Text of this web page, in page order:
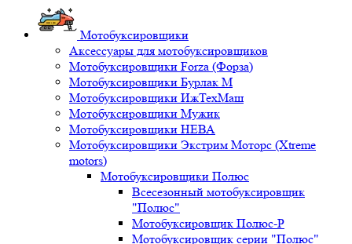
Мотобуксировщики
Аксессуары для мотобуксировщиков
Мотобуксировщики Forza (Форза)
Мотобуксировщики Бурлак М
Мотобуксировщики ИжТехМаш
Мотобуксировщики Мужик
Мотобуксировщики НЕВА
Мотобуксировщики Экстрим Моторс (Xtreme
motors)
Мотобуксировщики Полюс
Всесезонный мотобуксировщик
"Полюс"
Мотобуксировщик Полюс-Р
Мотобуксировщик серии "Полюс"